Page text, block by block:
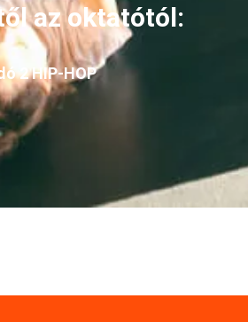
az oktatótól:
2 HIP-HOP